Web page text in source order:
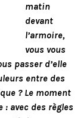
matin
devant
l’armoire,
vous vous
passer d’elle
entre des
? Le moment
: avec des règles